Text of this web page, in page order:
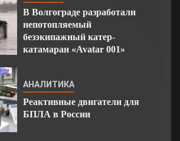
В Волгограде разработали
непотопляемый
безэкипажный катер-
катамаран «Avatar 001»
АНАЛИТИКА
Реактивные двигатели для
БПЛА в России